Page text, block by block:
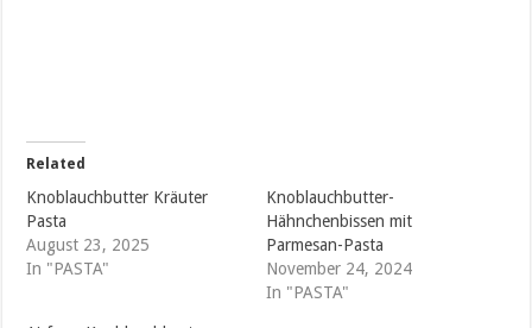
Related
Knoblauchbutter Kräuter
Pasta
August 23, 2025
In "PASTA"
Knoblauchbutter-
Hähnchenbissen mit
Parmesan-Pasta
November 24, 2024
In "PASTA"